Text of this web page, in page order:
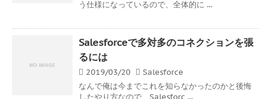
う仕様になっているので、全体的に ...
Salesforceで多対多のコネクションを張
るには
2019/03/20
Salesforce
なんで俺は今までこれを知らなかったのかと後悔
したやり方なので、Salesforc ...